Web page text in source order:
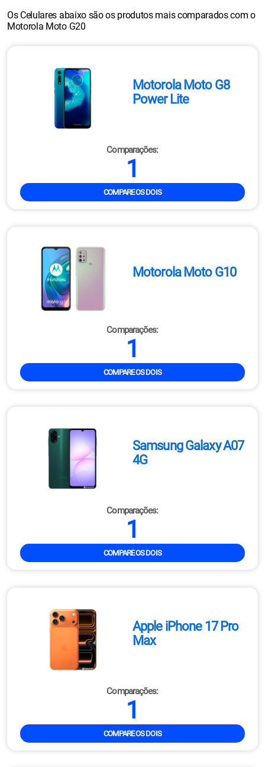
Os Celulares abaixo são os produtos mais comparados com o
Motorola Moto G20
Motorola Moto G8
Power Lite
Comparações:
1
COMPARE OS DOIS
Motorola Moto G10
Comparações:
1
COMPARE OS DOIS
Samsung Galaxy A07
4G
Comparações:
1
COMPARE OS DOIS
Apple iPhone 17 Pro
Max
Comparações:
1
COMPARE OS DOIS